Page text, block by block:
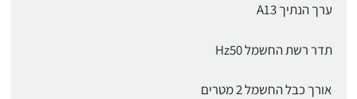
ערך הנתיך A13
תדר רשת החשמל Hz50
אורך כבל החשמל 2 מטרים